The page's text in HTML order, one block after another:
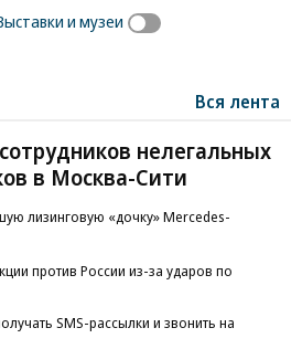
и музеи
Вся лента
нелегальных
в Москва-Сити
лизинговую «дочку» Mercedes-
против России из-за ударов по
SMS-рассылки и звонить на